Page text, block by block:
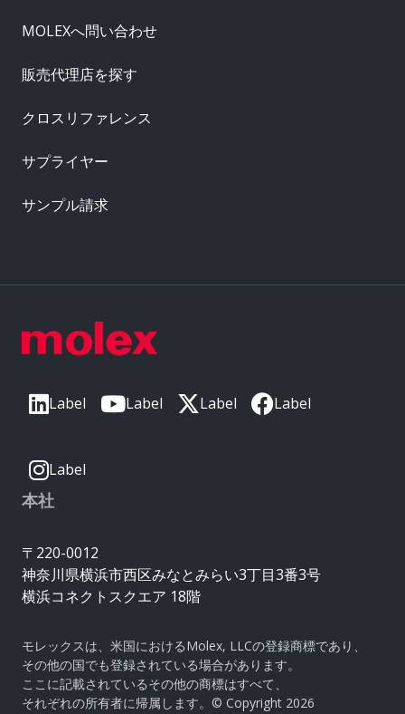
Label Label Label Label
Label
本社
〒220-0012
神奈川県横浜市西区みなとみらい3丁目3番3号
横浜コネクトスクエア 18階
モレックスは、米国におけるMolex, LLCの登録商標であり、
その他の国でも登録されている場合があります。
ここに記載されているその他の商標はすべて、
それぞれの所有者に帰属します。© Copyright 2026
MOLEXへ問い合わせ
販売代理店を探す
クロスリファレンス
サプライヤー
サンプル請求